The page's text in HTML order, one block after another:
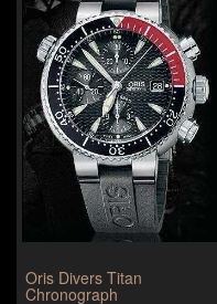
Oris Divers Titan
Chronograph